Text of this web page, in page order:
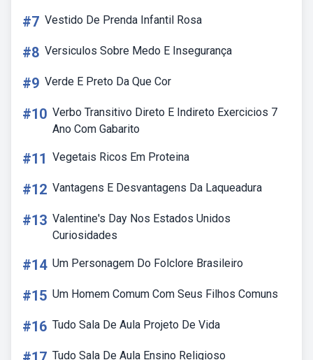
#7 Vestido De Prenda Infantil Rosa
#8 Versiculos Sobre Medo E Insegurança
#9 Verde E Preto Da Que Cor
#10 Verbo Transitivo Direto E Indireto Exercicios 7
Ano Com Gabarito
#11 Vegetais Ricos Em Proteina
#12 Vantagens E Desvantagens Da Laqueadura
#13 Valentine's Day Nos Estados Unidos
Curiosidades
#14 Um Personagem Do Folclore Brasileiro
#15 Um Homem Comum Com Seus Filhos Comuns
#16 Tudo Sala De Aula Projeto De Vida
Tudo Sala De Aula Ensino Religioso